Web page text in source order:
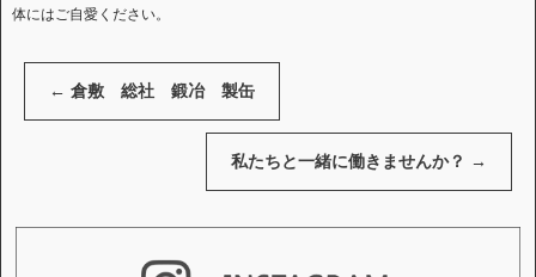
体にはご自愛ください。
← 倉敷 総社 鍛冶 製缶
私たちと一緒に働きませんか？ →